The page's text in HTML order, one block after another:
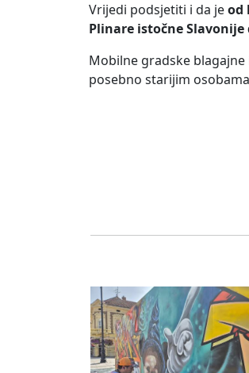
Vrijedi podsjetiti i da jeod
Plinare istočne
Mobilne gradske
posebno starijim